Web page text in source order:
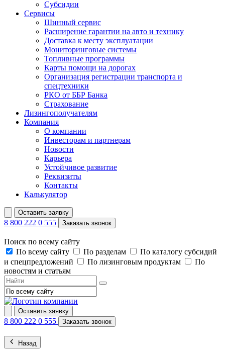
Субсидии
Сервисы
Шинный сервис
Расширение гарантии на авто и технику
Доставка к месту эксплуатации
Мониторинговые системы
Топливные программы
Карты помощи на дорогах
Организация регистрации транспорта и
спецтехники
РКО от ББР Банка
Страхование
Лизингополучателям
Компания
О компании
Инвесторам и партнерам
Новости
Карьера
Устойчивое развитие
Реквизиты
Контакты
Калькулятор
Оставить заявку
8 800 222 0 555 Заказать звонок
Поиск по всему сайту
По всему сайту
По разделам
По каталогу субсидий
и спецпредложений
По лизинговым продуктам
По
новостям и статьям
Оставить заявку
8 800 222 0 555 Заказать звонок
Назад